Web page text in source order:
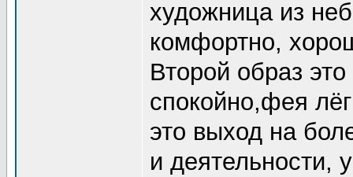
художница из
комфортно,
Второй образ
спокойно,фея
это выход на
и деятельности,